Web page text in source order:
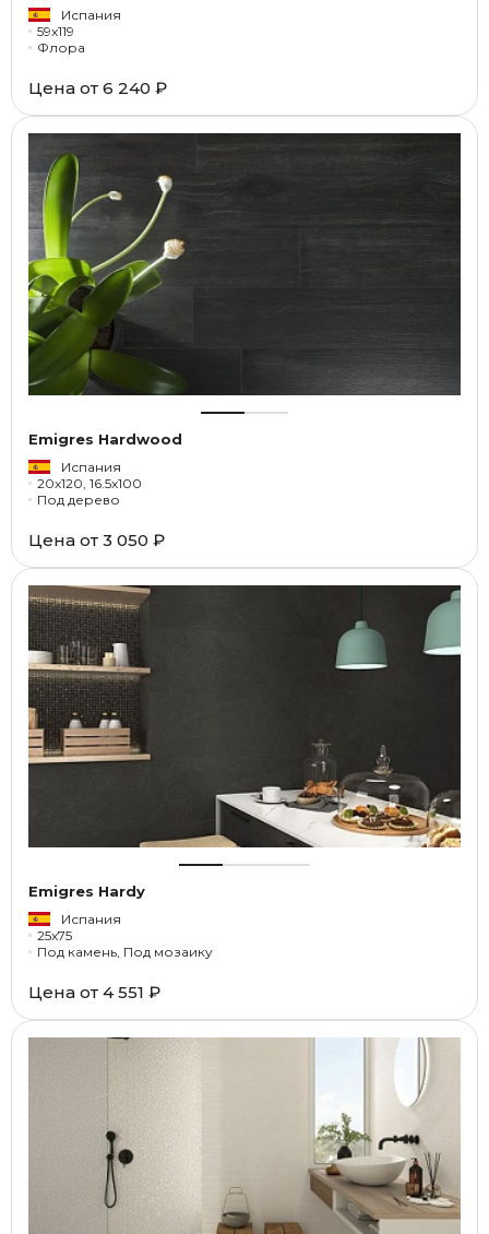
Испания
59x119
Флора
Цена от 6 240 ₽
Emigres Hardwood
Испания
20x120, 16.5x100
Под дерево
Цена от 3 050 ₽
Emigres Hardy
Испания
25x75
Под камень, Под мозаику
Цена от 4 551 ₽